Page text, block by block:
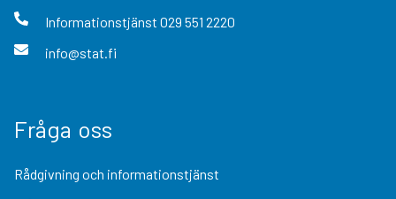
Informationstjänst 029 551 2220
info@stat.fi
Fråga oss
Rådgivning och informationstjänst